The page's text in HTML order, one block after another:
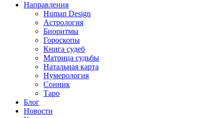
Направления
Human Design
Астрология
Биоритмы
Гороскопы
Книга судеб
Матрица судьбы
Натальная карта
Нумерология
Сонник
Таро
Блог
Новости